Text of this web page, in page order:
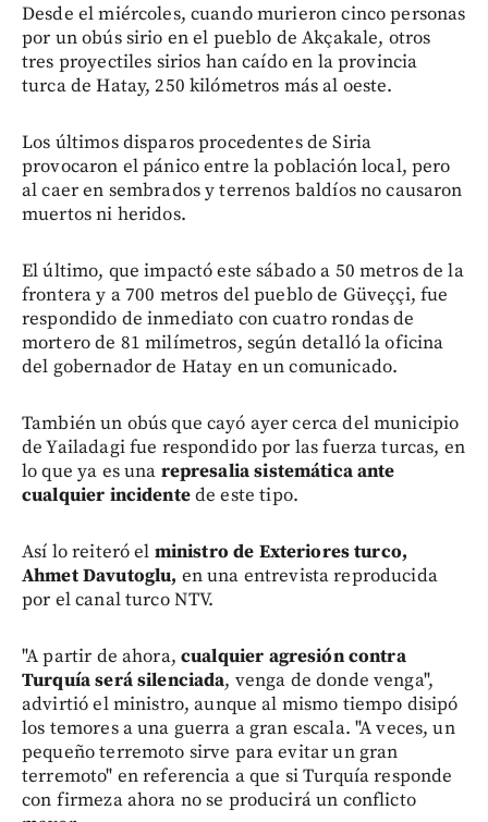
Desde el miércoles, cuando murieron cinco personas
por un obús sirio en el pueblo de Akçakale, otros
tres proyectiles sirios han caído en la provincia
turca de Hatay, 250 kilómetros más al oeste.
Los últimos disparos procedentes de Siria
provocaron el pánico entre la población local, pero
al caer en sembrados y terrenos baldíos no causaron
muertos ni heridos.
El último, que impactó este sábado a 50 metros de la
frontera y a 700 metros del pueblo de Güveççi, fue
respondido de inmediato con cuatro rondas de
mortero de 81 milímetros, según detalló la oficina
del gobernador de Hatay en un comunicado.
También un obús que cayó ayer cerca del municipio
de Yailadagi fue respondido por las fuerza turcas, en
lo que ya es una represalia sistemática ante
cualquier incidentede este tipo.
Así lo reiteró el ministro de Exteriores turco,
Ahmet Davutoglu, en una entrevista reproducida
por el canal turco NTV.
"A partir de ahora, cualquier agresión contra
Turquía será silenciada, venga de donde venga",
advirtió el ministro, aunque al mismo tiempo disipó
los temores a una guerra a gran escala. "A veces, un
pequeño terremoto sirve para evitar un gran
terremoto" en referencia a que si Turquía responde
con firmeza ahora no se producirá un conflicto